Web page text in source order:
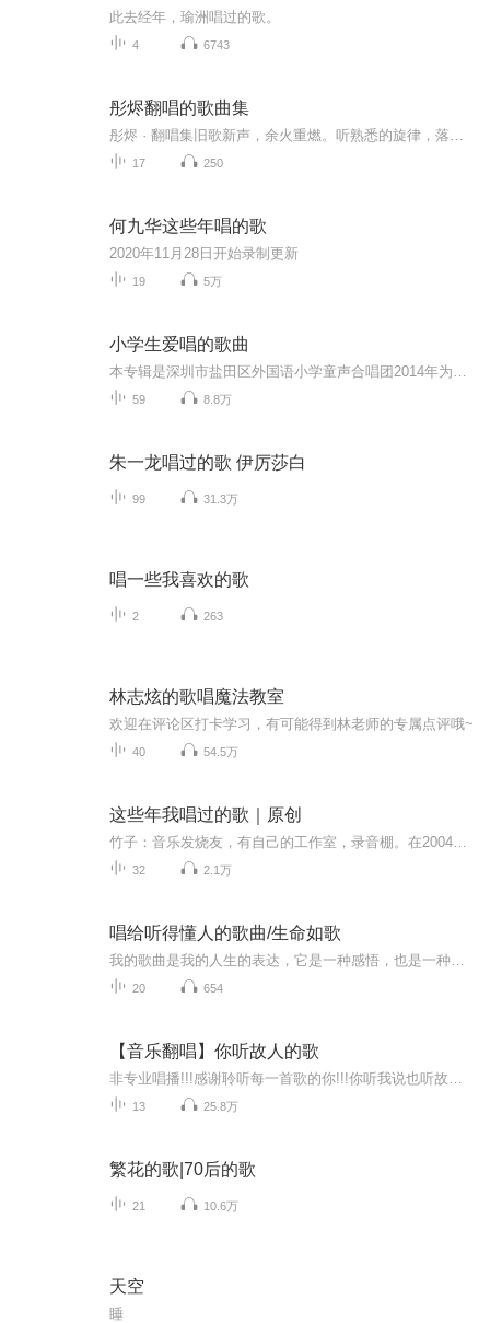
此去经年，瑜洲唱过的歌。
4 6743
彤烬翻唱的歌曲集
17 250
何九华这些年唱的歌
2020年11月28日开始录制更新
19 5万
小学生爱唱的歌曲
59 8.8万
朱一龙唱过的歌 伊厉莎白
99 31.3万
唱一些我喜欢的歌
2 263
林志炫的歌唱魔法教室
欢迎在评论区打卡学习，有可能得到林老师的专属点评哦~
40 54.5万
这些年我唱过的歌｜原创
32 2.1万
唱给听得懂人的歌曲/生命如歌
20 654
【音乐翻唱】你听故人的歌
13 25.8万
繁花的歌|70后的歌
21 10.6万
天空
睡